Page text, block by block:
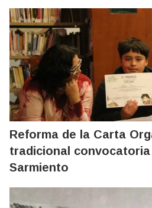
Reforma de la Carta
tradicional
Sarmiento